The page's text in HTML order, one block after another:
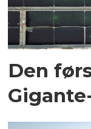
Den